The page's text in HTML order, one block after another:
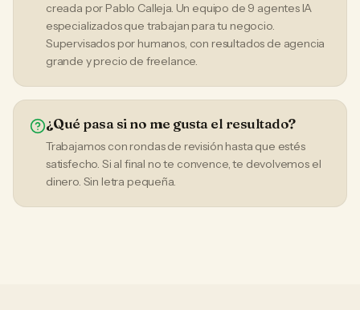
creada por Pablo Calleja. Un equipo de 9 agentes IA
especializados que trabajan para tu negocio.
Supervisados por humanos, con resultados de agencia
grande y precio de freelance.
¿Qué pasa si no me gusta el resultado?
Trabajamos con rondas de revisión hasta que estés
satisfecho. Si al final no te convence, te devolvemos el
dinero. Sin letra pequeña.